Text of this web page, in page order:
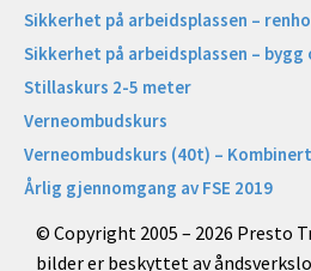
Sikkerhet på arbeidsplassen –
Sikkerhet på arbeidsplassen – bygg
Stillaskurs 2-5 meter
Verneombudskurs
Verneombudskurs (40t) –
Årlig gjennomgang av FSE 2019
© Copyright 2005 – 2026 Presto
bilder er beskyttet av